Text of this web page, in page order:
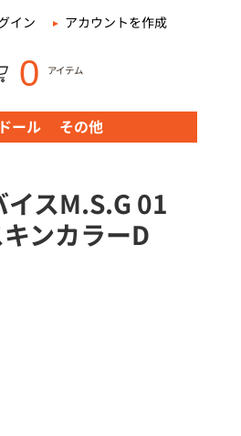
イン | アカウントを作成
0 アイテム
ドール その他
スM.S.G 01
ンカラーD